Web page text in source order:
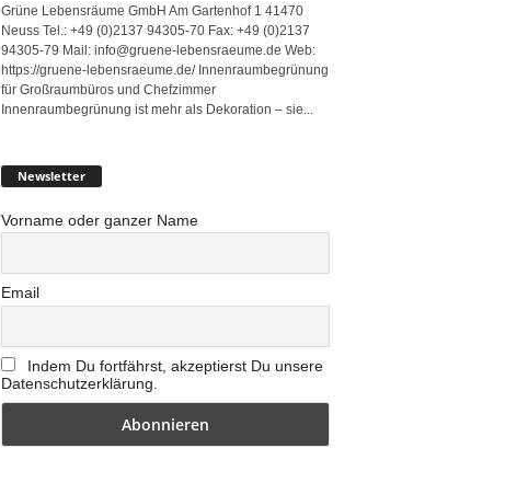
Grüne Lebensräume GmbH Am Gartenhof 1 41470
Neuss Tel.: +49 (0)2137 94305-70 Fax: +49 (0)2137
94305-79 Mail: info@gruene-lebensraeume.de Web:
https://gruene-lebensraeume.de/ Innenraumbegrünung
für Großraumbüros und Chefzimmer
Innenraumbegrünung ist mehr als Dekoration – sie...
Newsletter
Vorname oder ganzer Name
Email
Indem Du fortfährst, akzeptierst Du unsere
Datenschutzerklärung.